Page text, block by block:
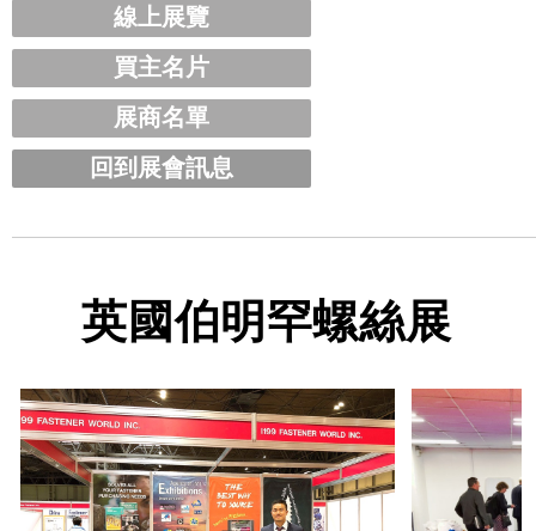
線上展覽
買主名片
展商名單
回到展會訊息
英國伯明罕螺絲展